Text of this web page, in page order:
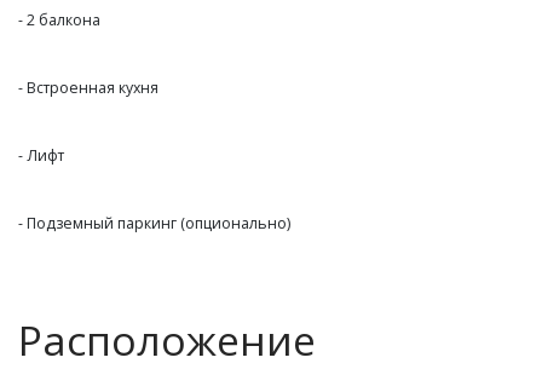
- 2 балкона
- Встроенная кухня
- Лифт
- Подземный паркинг (опционально)
Расположение